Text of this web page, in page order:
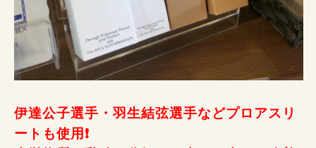
伊達公子選手・羽生結弦選手などプロアスリ
ートも使用❗